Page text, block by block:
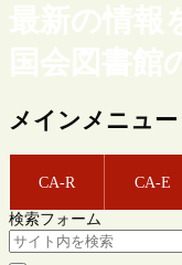
最新の情報
国会図書館
メインメニュー
CA-R CA-E
検索フォーム